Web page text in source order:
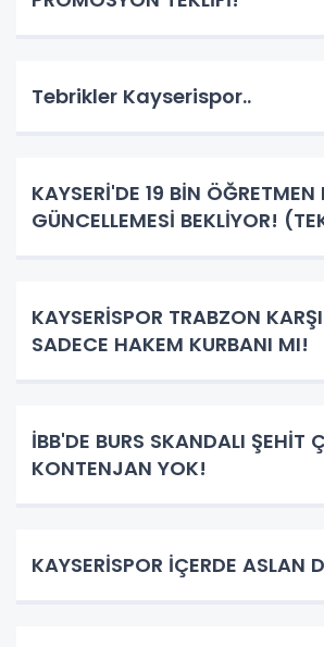
Tebrikler Kayserispor..
KAYSERİ'DE 19 BİN
GÜNCELLEMESİ BEKLİYOR!
KAYSERİSPOR TRABZON
SADECE HAKEM KURBANI MI!
İBB'DE BURS SKANDALI ŞEHİT
KONTENJAN YOK!
KAYSERİSPOR İÇERDE ASLAN